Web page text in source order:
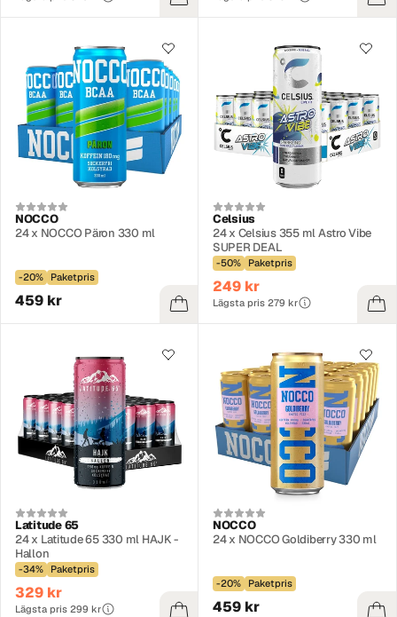
NOCCO
24 x NOCCO Päron 330 ml
-20% Paketpris
459 kr
Celsius
24 x Celsius 355 ml Astro Vibe
SUPER DEAL
-50% Paketpris
249 kr
Lägsta pris 279 kr
Latitude 65
24 x Latitude 65 330 ml HAJK -
Hallon
-34% Paketpris
329 kr
Lägsta pris 299 kr
NOCCO
24 x NOCCO Goldiberry 330 ml
-20% Paketpris
459 kr